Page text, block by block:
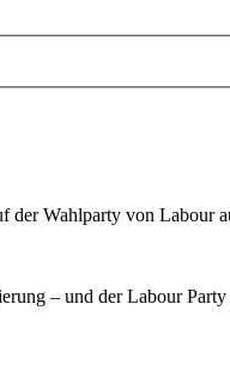
der Wahlparty von Labour
– und der Labour